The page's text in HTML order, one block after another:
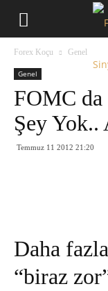
Forex Koçu Genel
Genel
FOMC
Şey Yok..
Temmuz 11 2012 21:20
Daha
“biraz